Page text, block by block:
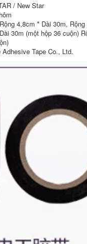
/ New Star
4,8cm * Dài 30m,
30m (một hộp 36 cuộn)
Tape Co., Ltd.